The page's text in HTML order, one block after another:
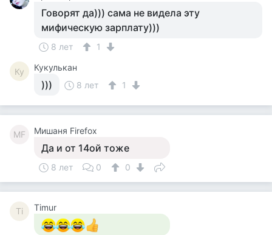
Говорят да))) сама не видела эту
мифическую зарплату)))
8 лет 1
Ку Кукулькан
))) 8 лет 1
МF Мишаня Firefox
Да и от 14ой тоже
8 лет 0 0
Ti Timur